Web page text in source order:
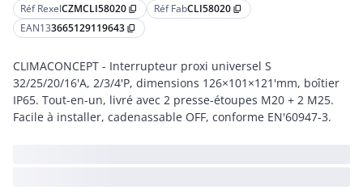
Réf RexelCZMCLI58020 content_copy Réf FabCLI58020 content_copy
EAN133665129119643 content_copy
CLIMACONCEPT - Interrupteur proxi universel S
32/25/20/16'A, 2/3/4'P, dimensions 126×101×121'mm, boîtier
IP65. Tout-en-un, livré avec 2 presse-étoupes M20 + 2 M25.
Facile à installer, cadenassable OFF, conforme EN'60947-3.